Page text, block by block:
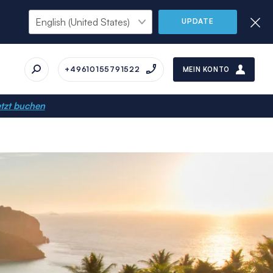
UPDATE
+49610155791522 MEIN KONTO
buchen